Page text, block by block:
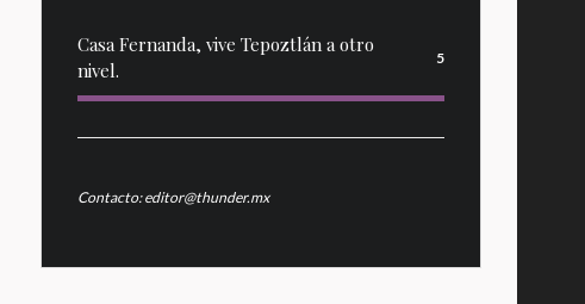
Casa Fernanda, vive Tepoztlán a otro
nivel.
5
Contacto: editor@thunder.mx